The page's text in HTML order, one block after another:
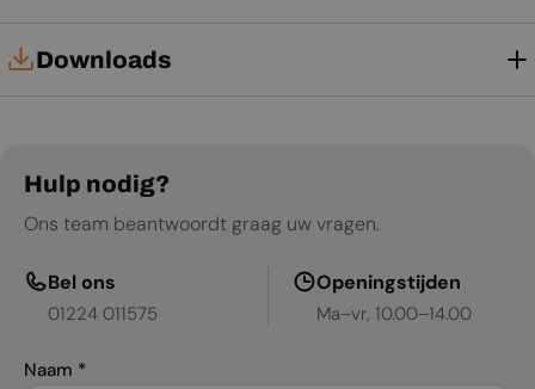
Downloads
Gebruikershandleiding
Productblad
Hulp nodig?
Ons team beantwoordt graag uw vragen.
Bel ons
01224 011575
Openingstijden
Ma–vr, 10.00–14.00
Naam *